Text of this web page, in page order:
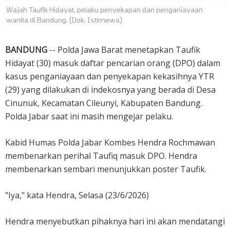
Wajah Taufik Hidayat, pelaku penyekapan dan penganiayaan
wanita di Bandung. (Dok. Istimewa)
BANDUNG -- Polda Jawa Barat menetapkan Taufik
Hidayat (30) masuk daftar pencarian orang (DPO) dalam
kasus penganiayaan dan penyekapan kekasihnya YTR
(29) yang dilakukan di indekosnya yang berada di Desa
Cinunuk, Kecamatan Cileunyi, Kabupaten Bandung.
Polda Jabar saat ini masih mengejar pelaku.
Kabid Humas Polda Jabar Kombes Hendra Rochmawan
membenarkan perihal Taufiq masuk DPO. Hendra
membenarkan sembari menunjukkan poster Taufik.
"Iya," kata Hendra, Selasa (23/6/2026)
Hendra menyebutkan pihaknya hari ini akan mendatangi